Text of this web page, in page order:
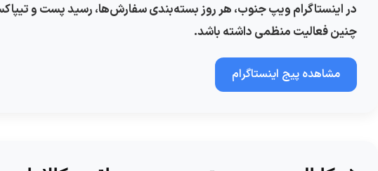
در اینستاگرام ویپ جنوب، هر روز بسته‌بندی سفارش‌ها، رسید پست و
چنین فعالیت منظمی داشته باشد.
مشاهده پیج اینستاگرام